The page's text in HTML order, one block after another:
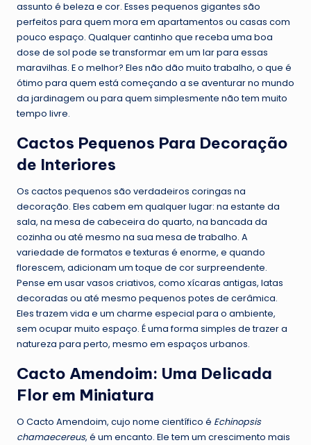
assunto é beleza e cor. Esses pequenos gigantes são
perfeitos para quem mora em apartamentos ou casas com
pouco espaço. Qualquer cantinho que receba uma boa
dose de sol pode se transformar em um lar para essas
maravilhas. E o melhor? Eles não dão muito trabalho, o que é
ótimo para quem está começando a se aventurar no mundo
da jardinagem ou para quem simplesmente não tem muito
tempo livre.
Cactos Pequenos Para Decoração
de Interiores
Os cactos pequenos são verdadeiros coringas na
decoração. Eles cabem em qualquer lugar: na estante da
sala, na mesa de cabeceira do quarto, na bancada da
cozinha ou até mesmo na sua mesa de trabalho. A
variedade de formatos e texturas é enorme, e quando
florescem, adicionam um toque de cor surpreendente.
Pense em usar vasos criativos, como xícaras antigas, latas
decoradas ou até mesmo pequenos potes de cerâmica.
Eles trazem vida e um charme especial para o ambiente,
sem ocupar muito espaço. É uma forma simples de trazer a
natureza para perto, mesmo em espaços urbanos.
Cacto Amendoim: Uma Delicada
Flor em Miniatura
O Cacto Amendoim, cujo nome científico é Echinopsis
chamaecereus, é um encanto. Ele tem um crescimento mais